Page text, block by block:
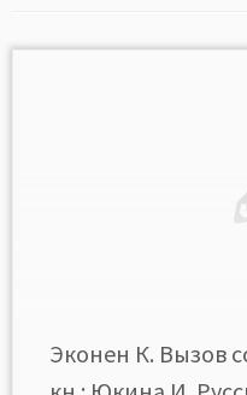
Эконен К. Вызов